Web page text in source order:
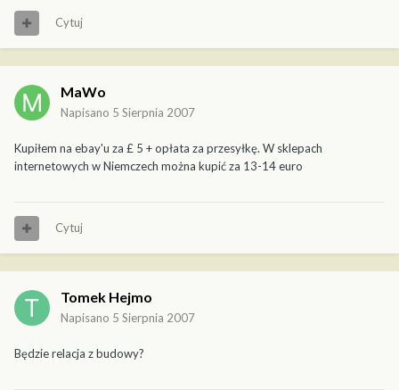
Cytuj
MaWo
Napisano 5 Sierpnia 2007
Kupiłem na ebay'u za £ 5 + opłata za przesyłkę. W sklepach
internetowych w Niemczech można kupić za 13-14 euro
Cytuj
Tomek Hejmo
Napisano 5 Sierpnia 2007
Będzie relacja z budowy?